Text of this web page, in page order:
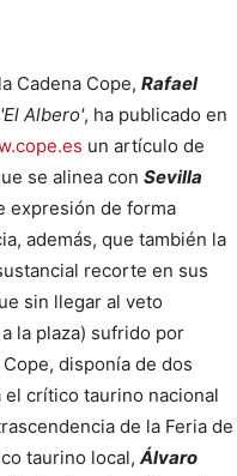
Cadena Cope, Rafael
'El Albero', ha publicado en
un artículo de
se alinea con Sevilla
expresión de forma
además, que también la
recorte en sus
sin llegar al veto
la plaza) sufrido por
disponía de dos
el crítico taurino nacional
de la Feria de
taurino local, Álvaro